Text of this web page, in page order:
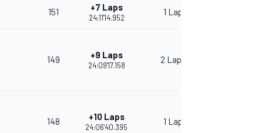
151 +7 Laps
24:11'14.952
1 Lap
149 +9 Laps
24:09'17.158
2 Laps
148 +10 Laps
24:06'40.395
1 Lap